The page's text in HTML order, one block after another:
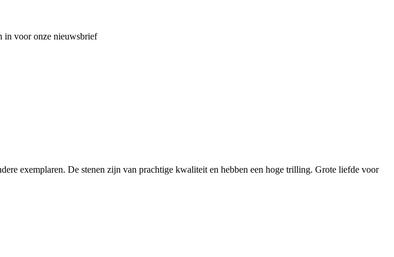
in voor onze nieuwsbrief
exemplaren. De stenen zijn van prachtige kwaliteit en hebben een hoge trilling. Grote liefde voor